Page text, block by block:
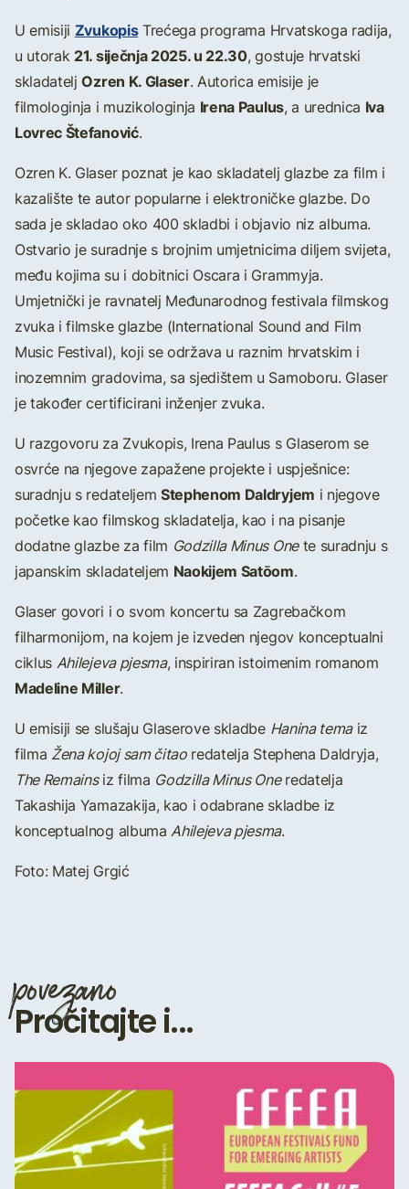
U emisiji ZvukopisTrećega programa Hrvatskoga radija,
u utorak21. siječnja 2025. u 22.30, gostuje hrvatski
skladateljOzren K. Glaser. Autorica emisije je
filmologinja i muzikologinja Irena Paulus, a urednica Iva
Lovrec Štefanović.
Ozren K. Glaser poznat je kao skladatelj glazbe za film i
kazalište te autor popularne i elektroničke glazbe. Do
sada je skladao oko 400 skladbi i objavio niz albuma.
Ostvario je suradnje s brojnim umjetnicima diljem svijeta,
među kojima su i dobitnici Oscara i Grammyja.
Umjetnički je ravnatelj Međunarodnog festivala filmskog
zvuka i filmske glazbe (International Sound and Film
Music Festival), koji se održava u raznim hrvatskim i
inozemnim gradovima, sa sjedištem u Samoboru. Glaser
je također certificirani inženjer zvuka.
U razgovoru za Zvukopis, Irena Paulus s Glaserom se
osvrće na njegove zapažene projekte i uspješnice:
suradnju s redateljem Stephenom Daldryjem i njegove
početke kao filmskog skladatelja, kao i na pisanje
dodatne glazbe za film Godzilla Minus Onete suradnju s
japanskim skladateljem Naokijem Satōom.
Glaser govori i o svom koncertu sa Zagrebačkom
filharmonijom, na kojem je izveden njegov konceptualni
ciklus Ahilejeva pjesma, inspiriran istoimenim romanom
Madeline Miller.
U emisiji se slušaju Glaserove skladbe Hanina temaiz
filma Žena kojoj sam čitaoredatelja Stephena Daldryja,
The Remainsiz filma Godzilla Minus Oneredatelja
Takashija Yamazakija, kao i odabrane skladbe iz
konceptualnog albumaAhilejeva pjesma.
Foto: Matej Grgić
povezano
Pročitajte i...